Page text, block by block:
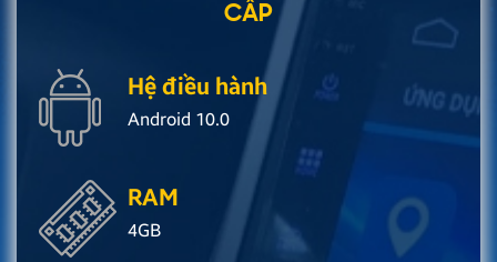
CẤP
Hệ điều hành
Android 10.0
RAM
4GB